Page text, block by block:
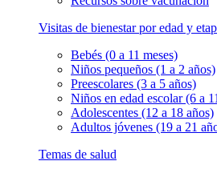
Visitas de bienestar por edad y
Bebés (0 a 11 meses)
Niños pequeños (1 a 2 años)
Preescolares (3 a 5 años)
Niños en edad escolar (6 a
Adolescentes (12 a 18 años)
Adultos jóvenes (19 a 21
Temas de salud